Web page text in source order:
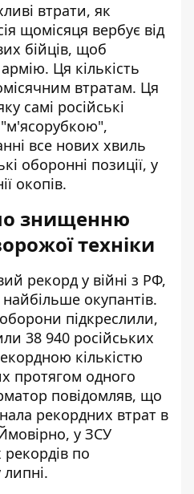
втрати, як
щомісяця вербує від
бійців, щоб
Ця кількість
втратам. Ця
самі російські
все нових хвиль
оборонні позиції, у
окопів.
знищенню
техніки
рекорд у війні з РФ,
окупантів.
підкреслили,
38 940 російських
кількістю
протягом одного
повідомляв, що
рекордних втрат в
у ЗСУ
по